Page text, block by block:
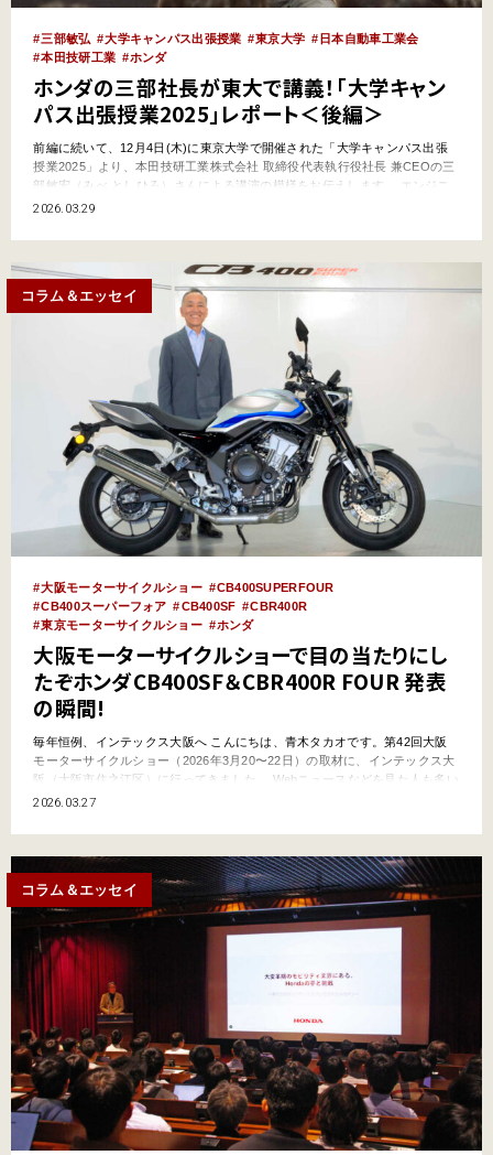
三部敏弘 大学キャンパス出張授業 東京大学
日本自動車工業会
本田技研工業
ホンダ
ホンダの三部社長が東大で講義！「大学キャン
パス出張授業2025」レポート＜後編＞
前編に続いて、12月4日(木)に東京大学で開催された「大学キャンパス出張
授業2025」より、本田技研工業株式会社 取締役代表執行役社長 兼CEOの三
部敏宏（みべ としひろ）さんによる講演の模様をお伝えします。 エンジニ
ア視点で語られる「ホンダとはこういう会社」 ホンダはどんな会社なので
「本田宗一郎さんから…
2026.03.29
コラム＆エッセイ
大阪モーターサイクルショー
CB400SUPERFOUR
CB400スーパーフォア
CB400SF
CBR400R
東京モーターサイクルショー
ホンダ
大阪モーターサイクルショーで目の当たりにし
たぞホンダCB400SF＆CBR400R FOUR 発表
の瞬間!
毎年恒例、インテックス大阪へ こんにちは、青木タカオです。第42回大阪
モーターサイクルショー（2026年3月20〜22日）の取材に、インテックス大
阪（大阪市住之江区）に行ってきました。 Webニュースなどを見た人も多い
かと思います。ボクも記事を書きました。かねてから噂されていたホンダ
おりました。 ※正式には『CB4…
2026.03.27
コラム＆エッセイ